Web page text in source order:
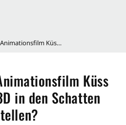
Wird der 2D-Animationsfilm Küss den Frosch 3D in den Schatten stellen?
Küss
in den Schatten